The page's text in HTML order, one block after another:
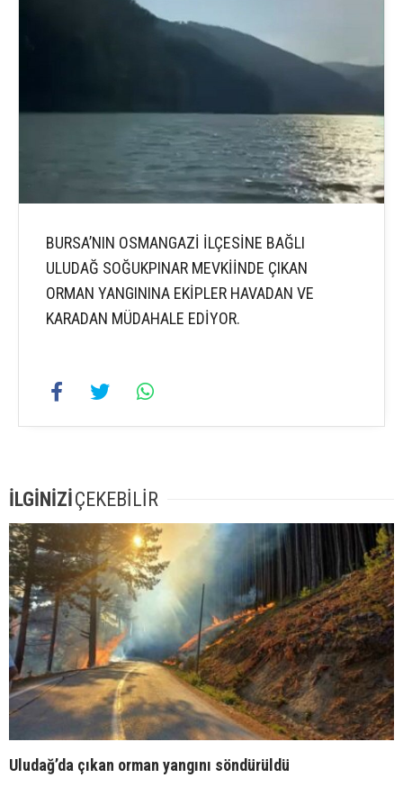
BURSA’NIN OSMANGAZİ İLÇESİNE BAĞLI
ULUDAĞ SOĞUKPINAR MEVKİİNDE ÇIKAN
ORMAN YANGININA EKİPLER HAVADAN VE
KARADAN MÜDAHALE EDİYOR.
İLGİNİZİÇEKEBİLİR
Uludağ’da çıkan orman yangını söndürüldü